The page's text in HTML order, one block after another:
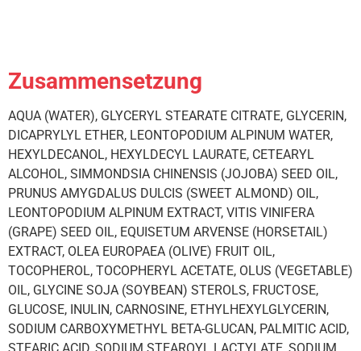
Zusammensetzung
AQUA (WATER), GLYCERYL STEARATE CITRATE, GLYCERIN,
DICAPRYLYL ETHER, LEONTOPODIUM ALPINUM WATER,
HEXYLDECANOL, HEXYLDECYL LAURATE, CETEARYL
ALCOHOL, SIMMONDSIA CHINENSIS (JOJOBA) SEED OIL,
PRUNUS AMYGDALUS DULCIS (SWEET ALMOND) OIL,
LEONTOPODIUM ALPINUM EXTRACT, VITIS VINIFERA
(GRAPE) SEED OIL, EQUISETUM ARVENSE (HORSETAIL)
EXTRACT, OLEA EUROPAEA (OLIVE) FRUIT OIL,
TOCOPHEROL, TOCOPHERYL ACETATE, OLUS (VEGETABLE)
OIL, GLYCINE SOJA (SOYBEAN) STEROLS, FRUCTOSE,
GLUCOSE, INULIN, CARNOSINE, ETHYLHEXYLGLYCERIN,
SODIUM CARBOXYMETHYL BETA-GLUCAN, PALMITIC ACID,